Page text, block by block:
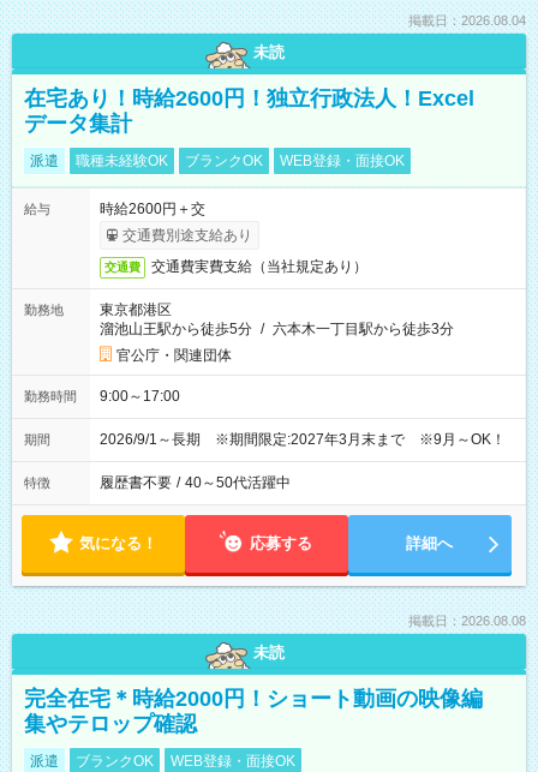
掲載日：2026.08.04
未読
在宅あり！時給2600円！独立行政法人！Excel
データ集計
派遣 職種未経験OK ブランクOK WEB登録・面接OK
給与
時給2600円＋交
交通費別途支給あり
交通費 交通費実費支給（当社規定あり）
勤務地
東京都港区
溜池山王駅から徒歩5分 / 六本木一丁目駅から徒歩3分
官公庁・関連団体
勤務時間 9:00～17:00
期間 2026/9/1～長期 ※期間限定:2027年3月末まで ※9月～OK！
特徴 履歴書不要 / 40～50代活躍中
気になる！ 応募する 詳細へ
掲載日：2026.08.08
未読
完全在宅＊時給2000円！ショート動画の映像編
集やテロップ確認
派遣 ブランクOK WEB登録・面接OK